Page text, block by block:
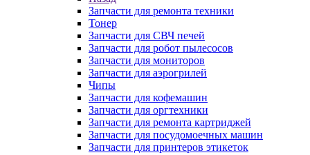
Запчасти для ремонта техники
Тонер
Запчасти для СВЧ печей
Запчасти для робот пылесосов
Запчасти для мониторов
Запчасти для аэрогрилей
Чипы
Запчасти для кофемашин
Запчасти для оргтехники
Запчасти для ремонта картриджей
Запчасти для посудомоечных машин
Запчасти для принтеров этикеток